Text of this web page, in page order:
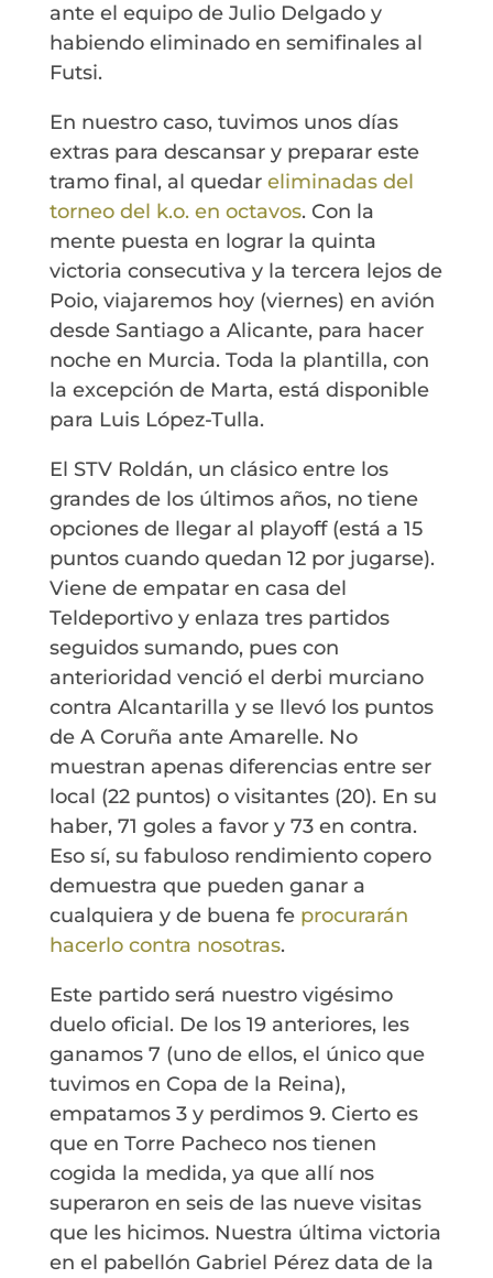
ante el equipo de Julio Delgado y
habiendo eliminado en semifinales al
Futsi.
En nuestro caso, tuvimos unos días
extras para descansar y preparar este
tramo final, al quedar eliminadas del
torneo del k.o. en octavos. Con la
mente puesta en lograr la quinta
victoria consecutiva y la tercera lejos de
Poio, viajaremos hoy (viernes) en avión
desde Santiago a Alicante, para hacer
noche en Murcia. Toda la plantilla, con
la excepción de Marta, está disponible
para Luis López-Tulla.
El STV Roldán, un clásico entre los
grandes de los últimos años, no tiene
opciones de llegar al playoff (está a 15
puntos cuando quedan 12 por jugarse).
Viene de empatar en casa del
Teldeportivo y enlaza tres partidos
seguidos sumando, pues con
anterioridad venció el derbi murciano
contra Alcantarilla y se llevó los puntos
de A Coruña ante Amarelle. No
muestran apenas diferencias entre ser
local (22 puntos) o visitantes (20). En su
haber, 71 goles a favor y 73 en contra.
Eso sí, su fabuloso rendimiento copero
demuestra que pueden ganar a
cualquiera y de buena fe procurarán
hacerlo contra nosotras.
Este partido será nuestro vigésimo
duelo oficial. De los 19 anteriores, les
ganamos 7 (uno de ellos, el único que
tuvimos en Copa de la Reina),
empatamos 3 y perdimos 9. Cierto es
que en Torre Pacheco nos tienen
cogida la medida, ya que allí nos
superaron en seis de las nueve visitas
que les hicimos. Nuestra última victoria
en el pabellón Gabriel Pérez data de la